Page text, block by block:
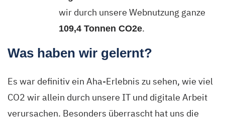
wir durch unsere Webnutzung ganze
109,4 Tonnen CO2e.
Was haben wir gelernt?
Es war definitiv ein Aha-Erlebnis zu sehen, wie viel
CO2 wir allein durch unsere IT und digitale Arbeit
verursachen. Besonders überrascht hat uns die